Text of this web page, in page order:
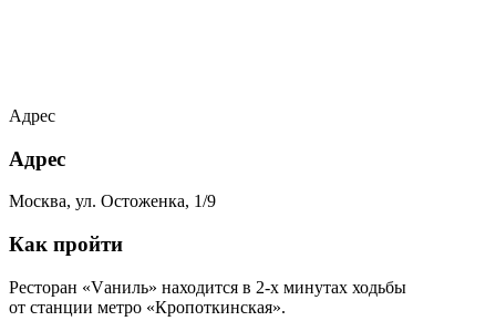
Адрес
Адрес
Москва, ул. Остоженка, 1/9
Как пройти
Ресторан «Vаниль» находится в 2-х минутах ходьбы
от станции метро «Кропоткинская».